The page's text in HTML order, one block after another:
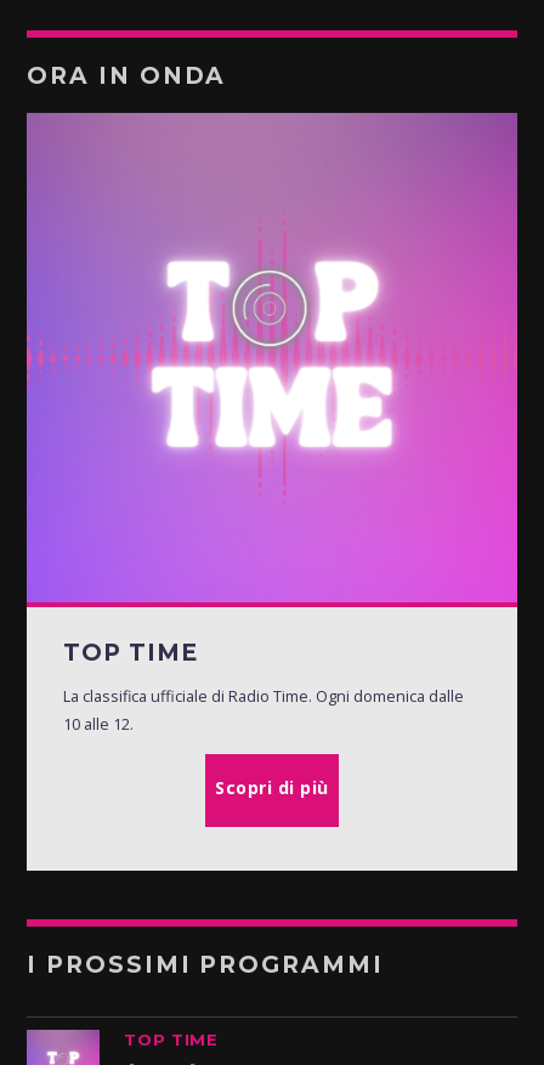
ORA IN ONDA
TOP TIME
La classifica ufficiale di Radio Time. Ogni domenica dalle
10 alle 12.
Scopri di più
I PROSSIMI PROGRAMMI
TOP TIME